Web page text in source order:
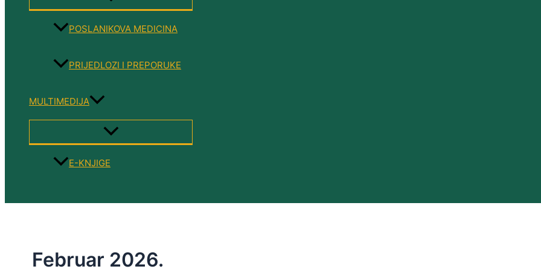
TOGGLE
POSLANIKOVA MEDICINA
PRIJEDLOZI I PREPORUKE
MULTIMEDIJA
MENU
TOGGLE
E-KNJIGE
Februar 2026.